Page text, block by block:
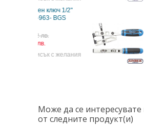
Добави към
Клещи за
полуоски (163)
PROFESSIONAL
71,33 €
Добави към
Може да се интересувате
от следните продукт(и)